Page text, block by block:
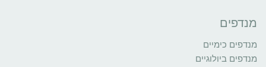
מנדפים
מנדפים כימיים
מנדפים ביולוגיים